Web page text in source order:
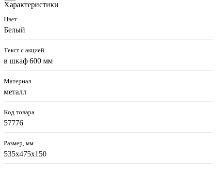
Характеристики
Цвет
Белый
Текст с акцией
в шкаф 600 мм
Материал
металл
Код товара
57776
Размер, мм
535х475х150